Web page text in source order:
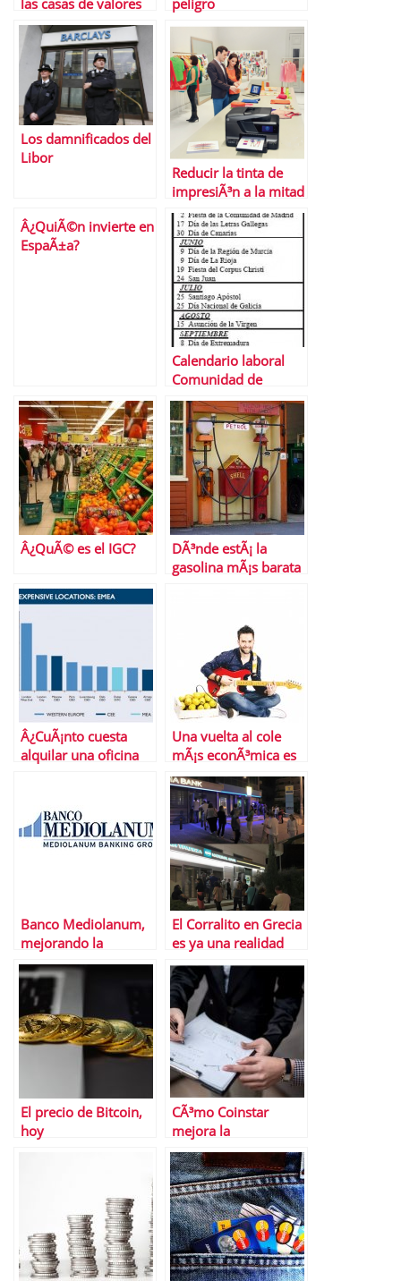
las casas de valores
2011 (II)
peligro
Los damnificados del
Libor
Reducir la tinta de
impresiÃ³n a la mitad
pero con calidad
profesional ahora es
posible
Â¿QuiÃ©n invierte en
EspaÃ±a?
Calendario laboral
Comunidad de
Madrid 2014
Â¿QuÃ© es el IGC?
DÃ³nde estÃ¡ la
gasolina mÃ¡s barata
Â¿CuÃ¡nto cuesta
alquilar una oficina
Una vuelta al cole
mÃ¡s econÃ³mica es
posible
Banco Mediolanum,
mejorando la
experiencia del
usuario
El Corralito en Grecia
es ya una realidad
El precio de Bitcoin,
hoy
CÃ³mo Coinstar
mejora la
rentabilidad y ayuda
a diferenciarse de la
competencia en el
retail